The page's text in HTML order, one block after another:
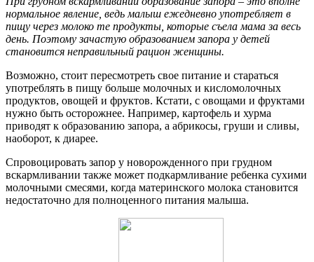
нормальное явление, ведь малыш ежедневно употребляет в
пищу через молоко те продукты, которые съела мама за весь
день. Поэтому зачастую образованием запора у детей
становится неправильный рацион женщины.
Возможно, стоит пересмотреть свое питание и стараться
употреблять в пищу больше молочных и кисломолочных
продуктов, овощей и фруктов. Кстати, с овощами и фруктами
нужно быть осторожнее. Например, картофель и хурма
приводят к образованию запора, а абрикосы, груши и сливы,
наоборот, к диарее.
Спровоцировать запор у новорожденного при грудном
вскармливании также может подкармливание ребенка сухими
молочными смесями, когда материнского молока становится
недостаточно для полноценного питания малыша.